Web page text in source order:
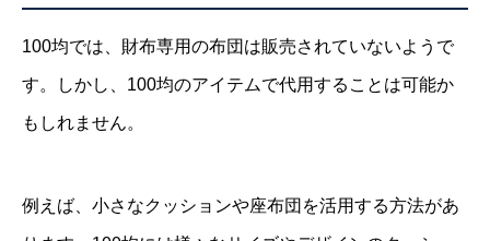
100均では、財布専用の布団は販売されていないようで
す。しかし、100均のアイテムで代用することは可能か
もしれません。
例えば、小さなクッションや座布団を活用する方法があ